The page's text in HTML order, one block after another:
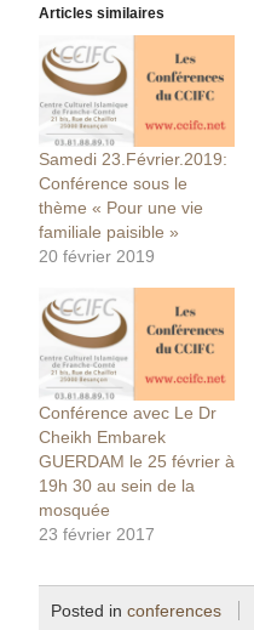
Articles similaires
Samedi 23.Février.2019:
Conférence sous le
thème « Pour une vie
familiale paisible »
20 février 2019
Conférence avec Le Dr
Cheikh Embarek
GUERDAM le 25 février à
19h 30 au sein de la
mosquée
23 février 2017
Posted inconferences